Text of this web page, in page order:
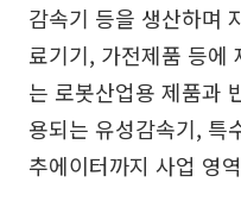
감속기 등을 생산하며
료기기, 가전제품 등에
는 로봇산업용 제품과
용되는 유성감속기, 특
추에이터까지 사업 영